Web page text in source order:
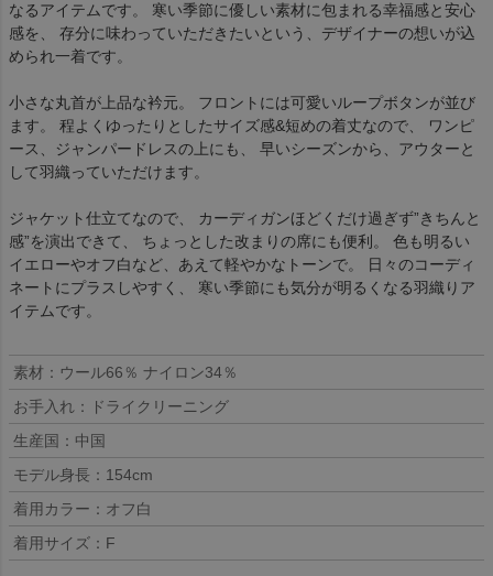
なるアイテムです。 寒い季節に優しい素材に包まれる幸福感と安心
感を、 存分に味わっていただきたいという、デザイナーの想いが込
められ一着です。
小さな丸首が上品な衿元。 フロントには可愛いループボタンが並び
ます。 程よくゆったりとしたサイズ感&短めの着丈なので、 ワンピ
ース、ジャンパードレスの上にも、 早いシーズンから、アウターと
して羽織っていただけます。
ジャケット仕立てなので、 カーディガンほどくだけ過ぎず”きちんと
感”を演出できて、 ちょっとした改まりの席にも便利。 色も明るい
イエローやオフ白など、あえて軽やかなトーンで。 日々のコーディ
ネートにプラスしやすく、 寒い季節にも気分が明るくなる羽織りア
イテムです。
素材：ウール66％ ナイロン34％
お手入れ：ドライクリーニング
生産国：中国
モデル身長：154cm
着用カラー：オフ白
着用サイズ：F